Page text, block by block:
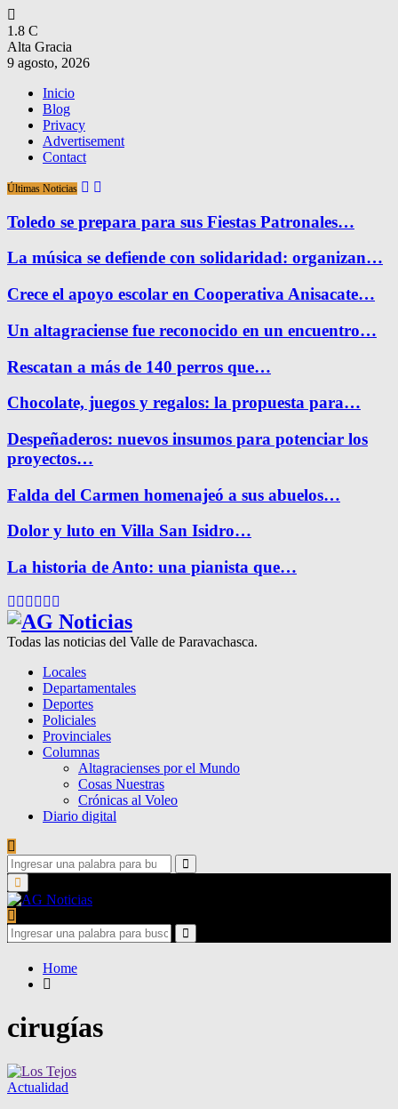
1.8 C
Alta Gracia
9 agosto, 2026
Inicio
Blog
Privacy
Advertisement
Contact
Últimas Noticias
Toledo se prepara para sus Fiestas Patronales…
La música se defiende con solidaridad: organizan…
Crece el apoyo escolar en Cooperativa Anisacate…
Un altagraciense fue reconocido en un encuentro…
Rescatan a más de 140 perros que…
Chocolate, juegos y regalos: la propuesta para…
Despeñaderos: nuevos insumos para potenciar los
proyectos…
Falda del Carmen homenajeó a sus abuelos…
Dolor y luto en Villa San Isidro…
La historia de Anto: una pianista que…
Facebook
Twitter
Instagram
Pinterest
Google
Todas las noticias del Valle de Paravachasca.
Locales
Departamentales
Deportes
Policiales
Provinciales
Columnas
Altagracienses por el Mundo
Cosas Nuestras
Crónicas al Voleo
Diario digital
Search
for:
Search
Primary
Menu
Search
for:
Search
Home
cirugías
Actualidad